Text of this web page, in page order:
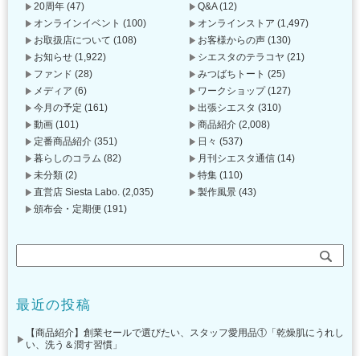
20周年 (47) Q&A(12)
オンラインイベント (100) オンラインストア (1,497)
お取扱店について (108) お客様からの声 (130)
お知らせ (1,922) シエスタのテラコヤ (21)
ファンド (28) みつばちトート (25)
メディア (6) ワークショップ(127)
今月の予定 (161) 出張シエスタ (310)
動画 (101) 商品紹介 (2,008)
定番商品紹介 (351) 日々 (537)
暮らしのコラム (82) 月刊シエスタ通信 (14)
未分類 (2) 特集 (110)
直営店 Siesta Labo. (2,035) 製作風景 (43)
頒布会・定期便 (191)
最近の投稿
【商品紹介】創業セールで選びたい、スタッフ愛用品①「乾燥肌にうれし
い、洗う＆潤す習慣」